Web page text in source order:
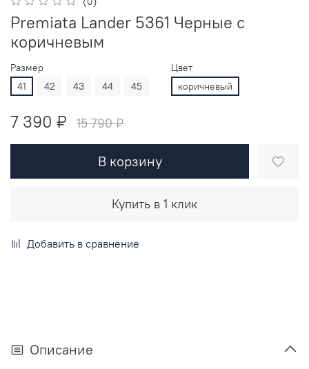
Premiata Lander 5361 Черные с
коричневым
Размер
41
42 43 44 45
Цвет
коричневый
7 390 ₽ 15 790 ₽
В корзину
Купить в 1 клик
Добавить в сравнение
Описание